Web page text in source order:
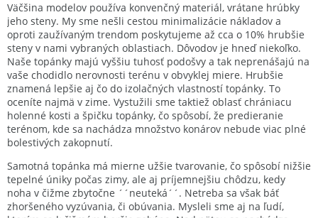
Väčšina modelov používa konvenčný materiál, vrátane hrúbky
jeho steny. My sme nešli cestou minimalizácie nákladov a
oproti zaužívaným trendom poskytujeme až cca o 10% hrubšie
steny v nami vybraných oblastiach. Dôvodov je hneď niekoľko.
Naše topánky majú vyššiu tuhosť podošvy a tak neprenášajú na
vaše chodidlo nerovnosti terénu v obvyklej miere. Hrubšie
znamená lepšie aj čo do izolačných vlastností topánky. To
oceníte najmä v zime. Vystužili sme taktiež oblasť chrániacu
holenné kosti a špičku topánky, čo spôsobí, že predieranie
terénom, kde sa nachádza množstvo konárov nebude viac plné
bolestivých zakopnutí.
Samotná topánka má mierne užšie tvarovanie, čo spôsobí nižšie
tepelné úniky počas zimy, ale aj príjemnejšiu chôdzu, kedy
noha v čižme zbytočne ´´neuteká´´. Netreba sa však báť
zhoršeného vyzúvania, či obúvania. Mysleli sme aj na ľudí,